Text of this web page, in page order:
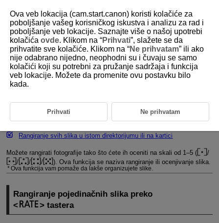
D388-155
Rangiranje slika
Rangiranje pojedinačnih slika preko
Rangiranje pojedinačnih slika preko menija
Rangiranje odabranog niza slika
Rangiranje svih slika u istom direktorijumu ili na kartici
Možete rangirati fotografije tako što ćete ih oceniti na skali od 1–5 (
/
/
/ / ). Ova funkcija se naziva rangiranje ili ocenjivanje slika.
Ova funkcija vam pomaže da lakše organizujete slike.
Rangiranje pojedinačnih slika preko
tastera
Ova veb lokacija (cam.start.canon) koristi kolačiće za
poboljšanje vašeg korisničkog iskustva i analizu za rad i
poboljšanje veb lokacije. Saznajte više o našoj upotrebi
kolačića ovde. Klikom na “Prihvati”, slažete se da
prihvatite sve kolačiće. Klikom na “Ne prihvatam” ili ako
nije odabrano nijedno, neophodni su i čuvaju se samo
kolačići koji su potrebni za pružanje sadržaja i funkcija
veb lokacije. Možete da promenite ovu postavku bilo
kada.
Prihvati Ne prihvatam